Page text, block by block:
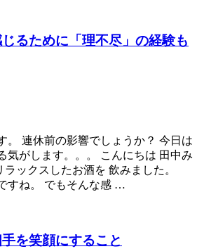
るために「理不尽」の経験も
。 連休前の影響でしょうか？ 今日は
気がします。。。 こんにちは 田中み
ックスしたお酒を 飲みました。
すね。 でもそんな感 …
を笑顔にすること